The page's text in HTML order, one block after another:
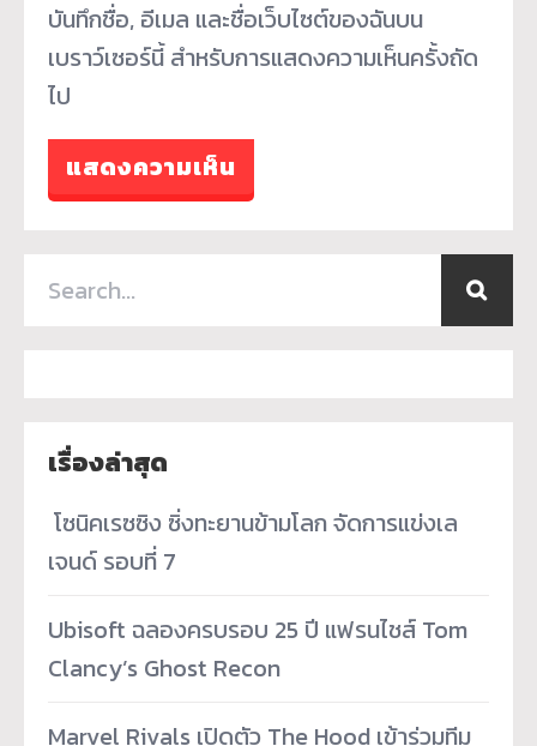
บันทึกชื่อ, อีเมล และชื่อเว็บไซต์ของฉันบน
เบราว์เซอร์นี้ สำหรับการแสดงความเห็นครั้งถัด
ไป
เรื่องล่าสุด
­ โซนิคเรซซิง ซิ่งทะยานข้ามโลก จัดการแข่งเล
เจนด์ รอบที่ 7
Ubisoft ฉลองครบรอบ 25 ปี แฟรนไชส์ Tom
Clancy’s Ghost Recon
Marvel Rivals เปิดตัว The Hood เข้าร่วมทีม